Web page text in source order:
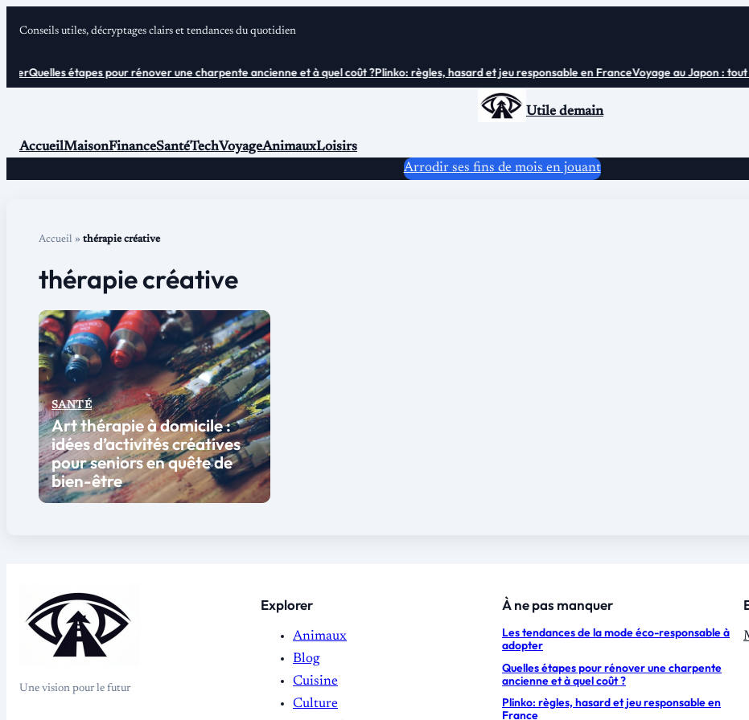
Conseils utiles, décryptages clairs et tendances du quotidien
Quelles étapes pour rénover une charpente ancienne et à quel coût ?Plinko: règles, hasard et jeu responsable en FranceVoyage au Japon : tout
Utile demain
AccueilMaisonFinanceSantéTechVoyageAnimauxLoisirs
Arrodir ses fins de mois en jouant
Accueil » thérapie créative
thérapie créative
SANTÉ
Art thérapie à domicile :
idées d’activités créatives
pour seniors en quête de
bien-être
Une vision pour le futur
Explorer
Animaux
Blog
Cuisine
Culture
À ne pas manquer
Les tendances de la mode éco-responsable à
adopter
Quelles étapes pour rénover une charpente
ancienne et à quel coût ?
Plinko: règles, hasard et jeu responsable en
France